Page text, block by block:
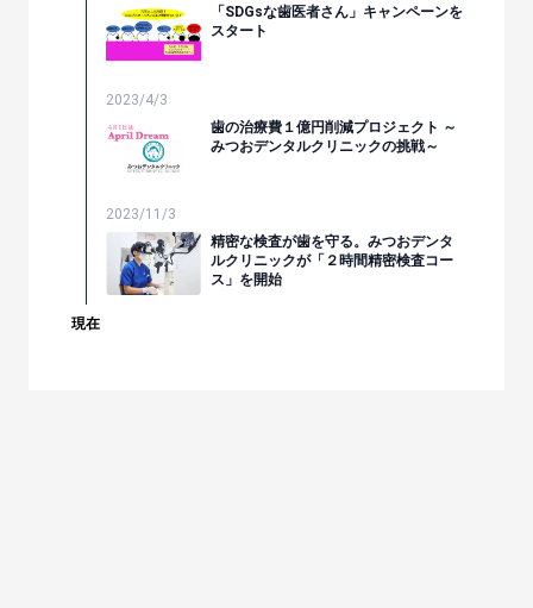
「SDGsな歯医者さん」キャンペーンを
スタート
2023/4/3
歯の治療費１億円削減プロジェクト ～
みつおデンタルクリニックの挑戦～
2023/11/3
精密な検査が歯を守る。みつおデンタ
ルクリニックが「２時間精密検査コー
ス」を開始
現在